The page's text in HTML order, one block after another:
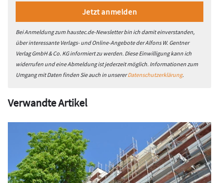
Bei Anmeldung zum haustec.de-Newsletter bin ich damit einverstanden,
über interessante Verlags- und Online-Angebote der Alfons W. Gentner
Verlag GmbH & Co. KG informiert zu werden. Diese Einwilligung kann ich
widerrufen und eine Abmeldung ist jederzeit möglich. Informationen zum
Umgang mit Daten finden Sie auch in unsererDatenschutzerklärung.
Verwandte Artikel